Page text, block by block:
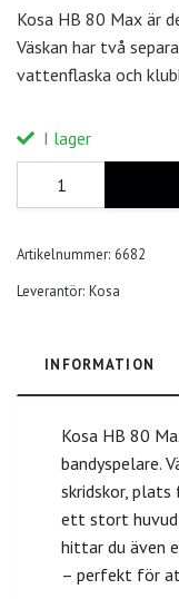
Kosa HB 80 Max är
Väskan har två
vattenflaska och
I lager
Artikelnummer: 6682
Leverantör: Kosa
INFORMATION
Kosa HB 80
bandyspelare.
skridskor,
ett stort
hittar du även
– perfekt för